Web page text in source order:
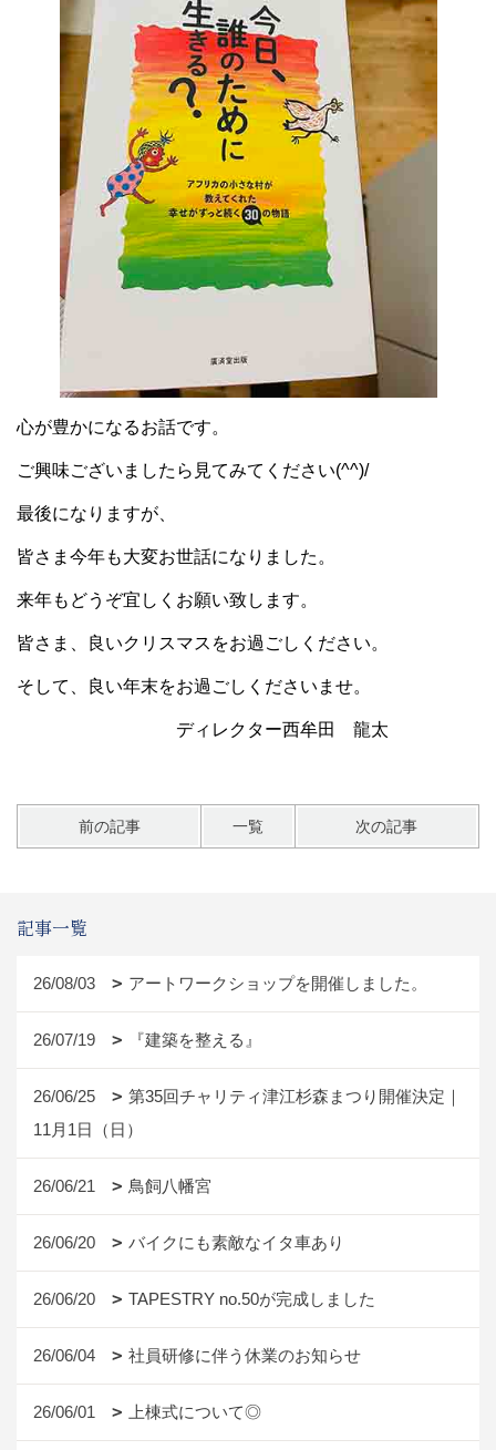
心が豊かになるお話です。
ご興味ございましたら見てみてください(^^)/
最後になりますが、
皆さま今年も大変お世話になりました。
来年もどうぞ宜しくお願い致します。
皆さま、良いクリスマスをお過ごしください。
そして、良い年末をお過ごしくださいませ。
ディレクター西牟田 龍太
前の記事 一覧 次の記事
記事一覧
26/08/03 アートワークショップを開催しました。
26/07/19 『建築を整える』
26/06/25
第35回チャリティ津江杉森まつり開催決定｜
11月1日（日）
26/06/21 鳥飼八幡宮
26/06/20 バイクにも素敵なイタ車あり
26/06/20 TAPESTRY no.50が完成しました
26/06/04 社員研修に伴う休業のお知らせ
26/06/01 上棟式について◎